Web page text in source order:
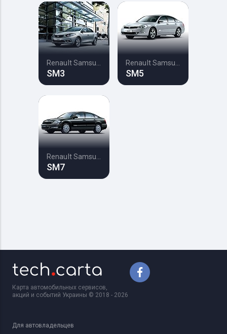
SM3 SM5
SM7
Карта автомобильных сервисов,
акций и событий Украины © 2018 - 2026
Для автовладельцев